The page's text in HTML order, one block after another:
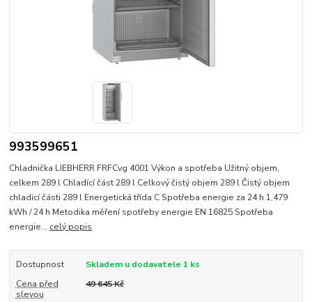
993599651
Chladnička LIEBHERR FRFCvg 4001 Výkon a spotřeba Užitný objem,
celkem 289 l Chladící část 289 l Celkový čistý objem 289 l Čistý objem
chladicí části 289 l Energetická třída C Spotřeba energie za 24 h 1,479
kWh / 24 h Metodika měření spotřeby energie EN 16825 Spotřeba
energie... celý popis
Dostupnost
Skladem u dodavatele 1 ks
Cena před
slevou
49 645 Kč